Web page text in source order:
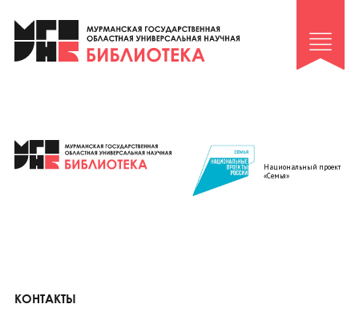
Клуб «Гиря и сельдерей»
Клуб «Семейный архив»
Контакты
Национальный проект
«Семья»
КОНТАКТЫ